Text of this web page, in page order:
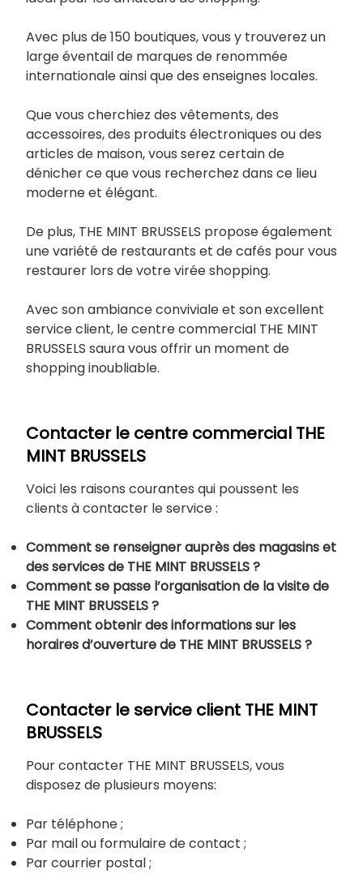
Avec plus de 150 boutiques, vous y trouverez un
large éventail de marques de renommée
internationale ainsi que des enseignes locales.
Que vous cherchiez des vêtements, des
accessoires, des produits électroniques ou des
articles de maison, vous serez certain de
dénicher ce que vous recherchez dans ce lieu
moderne et élégant.
De plus, THE MINT BRUSSELS propose également
une variété de restaurants et de cafés pour vous
restaurer lors de votre virée shopping.
Avec son ambiance conviviale et son excellent
service client, le centre commercial THE MINT
BRUSSELS saura vous offrir un moment de
shopping inoubliable.
Contacter le centre commercial THE
MINT BRUSSELS
Voici les raisons courantes qui poussent les
clients à contacter le service :
Comment se renseigner auprès des magasins et
des services de THE MINT BRUSSELS ?
Comment se passe l’organisation de la visite de
THE MINT BRUSSELS ?
Comment obtenir des informations sur les
horaires d’ouverture de THE MINT BRUSSELS ?
Contacter le service client THE MINT
BRUSSELS
Pour contacter THE MINT BRUSSELS, vous
disposez de plusieurs moyens:
Par téléphone ;
Par mail ou formulaire de contact ;
Par courrier postal ;